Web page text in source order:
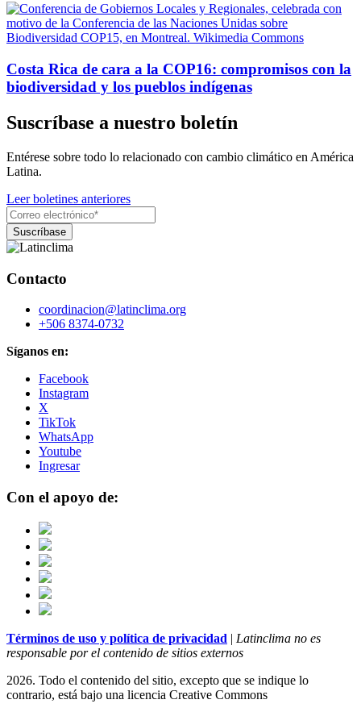
Costa Rica de cara a la COP16: compromisos con la
biodiversidad y los pueblos indígenas
Suscríbase a nuestro boletín
Entérese sobre todo lo relacionado con cambio climático en América
Latina.
Leer boletines anteriores
Contacto
coordinacion@latinclima.org
+506 8374-0732
Síganos en:
Facebook
Instagram
X
TikTok
WhatsApp
Youtube
Ingresar
Con el apoyo de:
Términos de uso y política de privacidad | Latinclima no es
responsable por el contenido de sitios externos
2026. Todo el contenido del sitio, excepto que se indique lo
contrario, está bajo una licencia Creative Commons